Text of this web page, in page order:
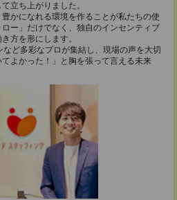
立ち上がりました。
かになれる環境を作ることが私たちの使
ー」だけでなく、独自のインセンティブ
方を形にします。
ど多彩なプロが集結し、現場の声を大切
よかった！」と胸を張って言える未来